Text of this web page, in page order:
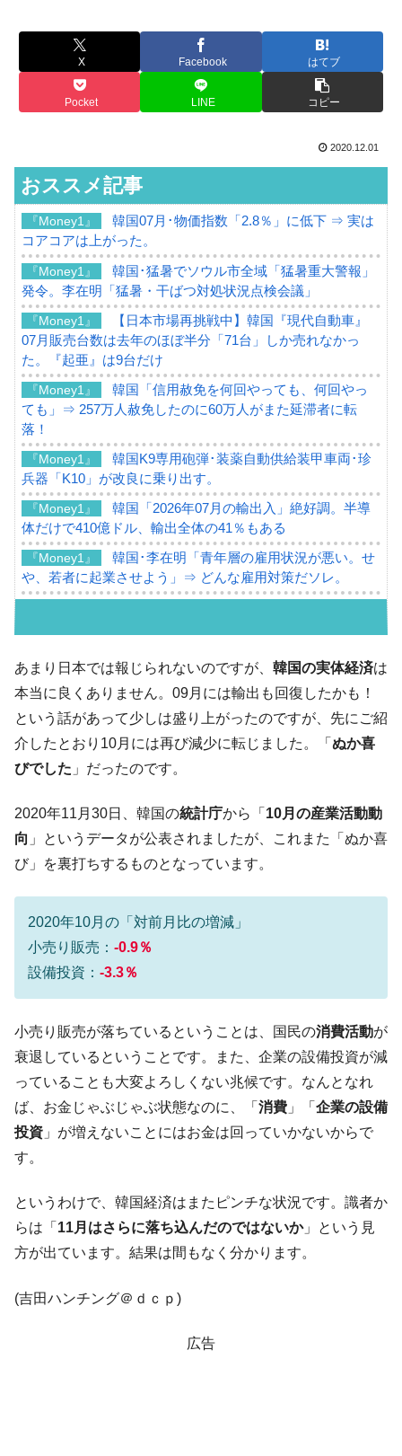
X Facebook はてブ
Pocket LINE コピー
2020.12.01
おススメ記事
『Money1』
韓国07月･物価指数「2.8％」に低下 ⇒ 実は
コアコアは上がった。
『Money1』
韓国･猛暑でソウル市全域「猛暑重大警報」
発令。李在明「猛暑・干ばつ対処状況点検会議」
『Money1』
【日本市場再挑戦中】韓国『現代自動車』
07月販売台数は去年のほぼ半分「71台」しか売れなかっ
た。『起亜』は9台だけ
『Money1』
韓国「信用赦免を何回やっても、何回やっ
ても」⇒ 257万人赦免したのに60万人がまた延滞者に転
落！
『Money1』
韓国K9専用砲弾･装薬自動供給装甲車両･珍
兵器「K10」が改良に乗り出す。
『Money1』
韓国「2026年07月の輸出入」絶好調。半導
体だけで410億ドル、輸出全体の41％もある
『Money1』
韓国･李在明「青年層の雇用状況が悪い。せ
や、若者に起業させよう」⇒ どんな雇用対策だソレ。
『Money1』
韓国「ここは北朝鮮なのか。選管がサーバ
ーにウソのデータを入力したのは明白だ」
言。
韓国は「中国と同じく」投資に不適格な国
だ。
『Money1』
『韓国銀行』が「金の保有量を増やしま
す」⇒「金を経由するドル入手」手段ではないのか？
『Money1』
韓国･外為取引量「1日当たり1,214.4億ド
ル」まで拡大 ⇒ 海外資金の動きに強く左右される状態
い「50.5％」に上昇
『Money1』
韓国大統領府ボンクラ政策室長が告発され
た ⇒ 国家が行った恐るべき株価操作であり、空前の国政壟
『Money1』
韓国･警察職員が「丸刈りになって抗議活
動」
『Money1』
中国だけが鉄鋼輸出を異常増加させる ⇒ 中
国の過剰生産が世界を蝕む。
『Money1』
韓国製造業「半導体絶好調」のウラで他業
種は全般的「不調」⇒ PSIが示す現況は決して良くない。
ン』1人当たり賠償10万ウォンを認定 ⇒ 総額3兆7,000億
『Money1』 韓国で猛暑。南東部では干ばつ
『Money1』
韓国型イージス搭載の次世代駆逐艦
『Money1』
【対日本円】ウォン安が急進！ 日米の協調
韓国政府『BYD』車への補助金を全廃 ⇒ 実
あまり日本では報じられないのですが、 韓国の実体経済は
本当に良くありません。09月には輸出も回復したかも！
という話があって少しは盛り上がったのですが、先にご紹
介したとおり10月には再び減少に転じました。「 ぬか喜
びでした 」だったのです。
2020年11月30日、韓国の統計庁から「 10月の産業活動動
向 」というデータが公表されましたが、これまた「ぬか喜
び」を裏打ちするものとなっています。
2020年10月の「対前月比の増減」
小売り販売： -0.9％
設備投資： -3.3％
小売り販売が落ちているということは、国民の消費活動が
衰退しているということです。また、企業の設備投資が減
っていることも大変よろしくない兆候です。なんとなれ
ば、お金じゃぶじゃぶ状態なのに、「 消費 」「 企業の設備
投資 」が増えないことにはお金は回っていかないからで
す。
というわけで、韓国経済はまたピンチな状況です。識者か
らは「 11月はさらに落ち込んだのではないか」という見
方が出ています。結果は間もなく分かります。
(吉田ハンチング＠ｄｃｐ)
広告